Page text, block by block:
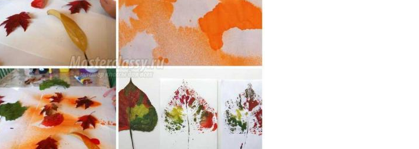
Цвета из бумаги Бумажные поделки